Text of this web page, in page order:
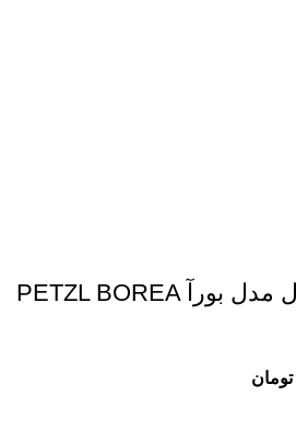
کلاه کاسک زنانه پتزل مدل بورآ PETZL BOREA
تومان